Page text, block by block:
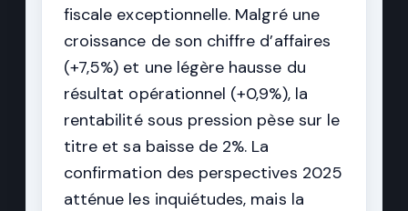
fiscale exceptionnelle. Malgré une
croissance de son chiffre d’affaires
(+7,5%) et une légère hausse du
résultat opérationnel (+0,9%), la
rentabilité sous pression pèse sur le
titre et sa baisse de 2%. La
confirmation des perspectives 2025
atténue les inquiétudes, mais la